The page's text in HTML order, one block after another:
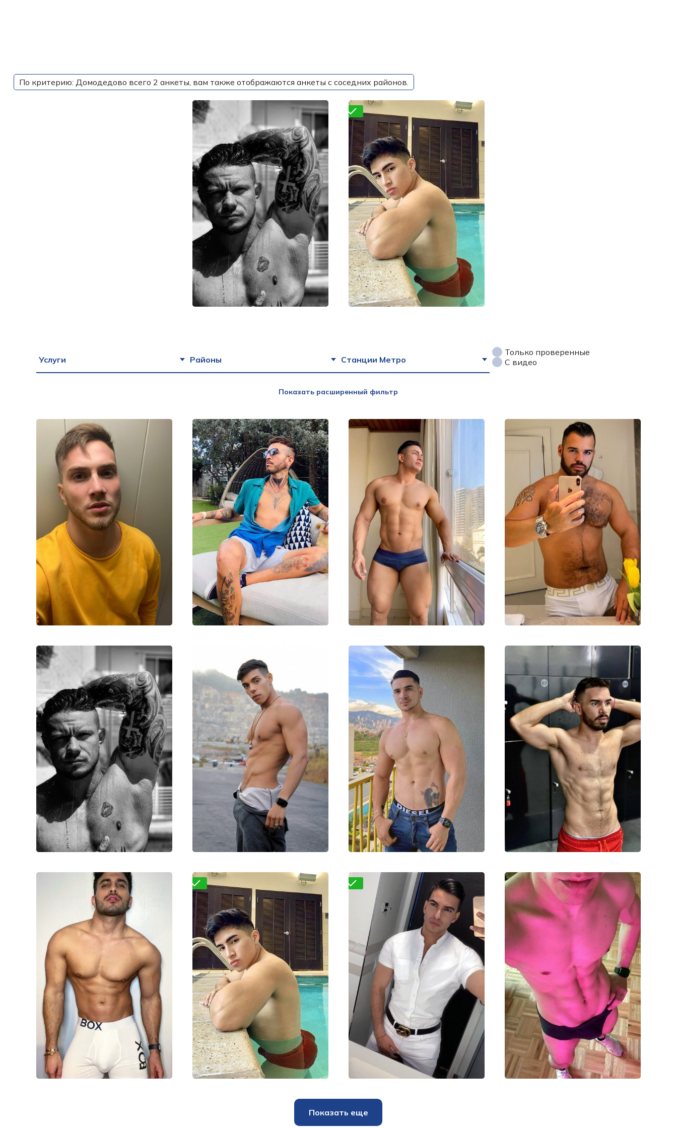
По критерию: Домодедово всего 2 анкеты, вам также отображаются анкеты с соседних районов.
Родион
30000₽ 70000₽
170000₽
Восточный
Авиамоторная
Проверено
ФАДЕЙ
15000₽ 30000₽
105000₽
Домодедово
Услуги Районы Станции Метро
Только проверенные
С видео
Показать расширенный фильтр
Владимир
15000₽ 30000₽
75000₽
Беговой
Беговая
Диего
20000₽ 40000₽
100000₽
Подмосковье
Фонвизинская
Тимофей
15000₽ 3000₽
80000₽
Западный (ЗАО)
Аннино
Илья
40000₽
100000₽
Восточный (ВАО)
Автозаводская
Родион
30000₽
170000₽
Восточный
Авиамоторная
Макар
15000₽
70000₽
Подмосковье
Авиамоторная
Вадим
30000₽ 60000₽
100000₽
Восточный (ВАО)
Автозаводская
Робин
20000₽ 40000₽
80000₽
Южный (ЮАО)
Академическая
Проверено
Показать еще